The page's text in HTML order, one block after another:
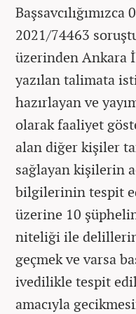
2021/74463
üzerinden Ankara
yazılan talimata
hazırlayan ve
olarak faaliyet
alan diğer kişiler
sağlayan kişilerin
bilgilerinin tespit
üzerine 10
niteliği ile
geçmek ve varsa
ivedilikle tespit
amacıyla